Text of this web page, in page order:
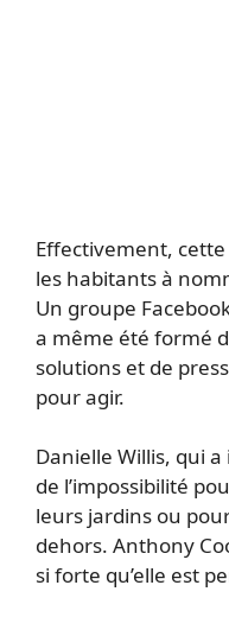
Effectivement,
les habitants à
Un groupe
a même été formé
solutions et de
pour agir.
Danielle Willis, qui
de l’impossibilité
leurs jardins ou
dehors. Anthony
si forte qu’elle est